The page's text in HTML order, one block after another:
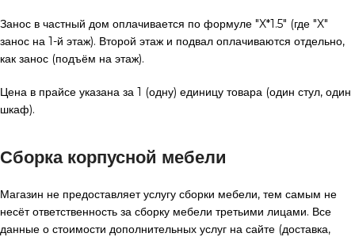
Занос в частный дом оплачивается по формуле "X*1.5" (где "X"
занос на 1-й этаж). Второй этаж и подвал оплачиваются отдельно,
как занос (подъём на этаж).
Цена в прайсе указана за 1 (одну) единицу товара (один стул, один
шкаф).
Сборка корпусной мебели
Магазин не предоставляет услугу сборки мебели, тем самым не
несёт ответственность за сборку мебели третьими лицами. Все
данные о стоимости дополнительных услуг на сайте (доставка,